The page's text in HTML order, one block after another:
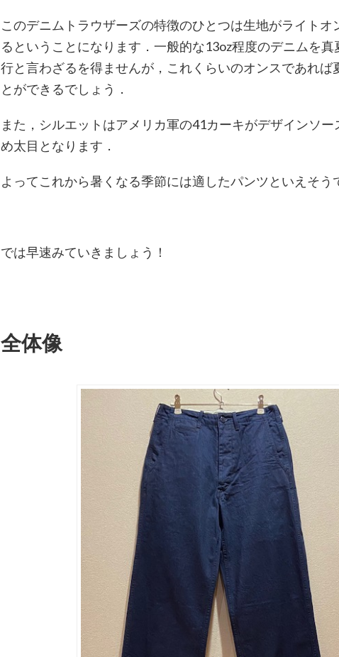
このデニムトラウザーズの特徴のひとつは生地がライトオ
るということになります．一般的な13oz程度のデニムを
行と言わざるを得ませんが，これくらいのオンスであれば
とができるでしょう．
また，シルエットはアメリカ軍の41カーキがデザインソー
め太目となります．
よってこれから暑くなる季節には適したパンツといえそう
では早速みていきましょう！
全体像